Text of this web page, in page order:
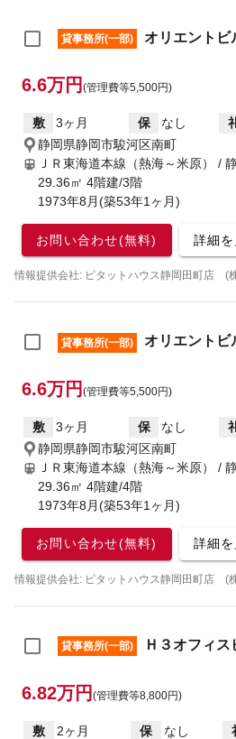
貸事務所(一部) オリエントビ
6.6万円 (管理費等5,500円)
敷 3ヶ月 保 なし
静岡県静岡市駿河区南町
ＪＲ東海道本線（熱海～米原） /
29.36㎡ 4階建/3階
1973年8月(築53年1ヶ月)
お問い合わせ(無料) 詳細
情報提供会社: ピタットハウス静岡田町店 (
貸事務所(一部) オリエントビ
6.6万円 (管理費等5,500円)
敷 3ヶ月 保 なし
静岡県静岡市駿河区南町
ＪＲ東海道本線（熱海～米原） /
29.36㎡ 4階建/4階
1973年8月(築53年1ヶ月)
お問い合わせ(無料) 詳細
情報提供会社: ピタットハウス静岡田町店 (
貸事務所(一部) Ｈ３オフィ
6.82万円 (管理費等8,800円)
敷 2ヶ月 保 なし